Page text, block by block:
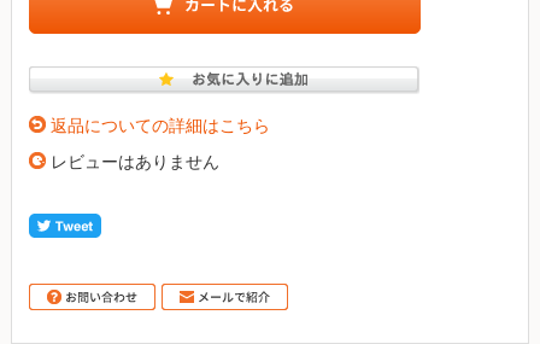
返品についての詳細はこちら
レビューはありません